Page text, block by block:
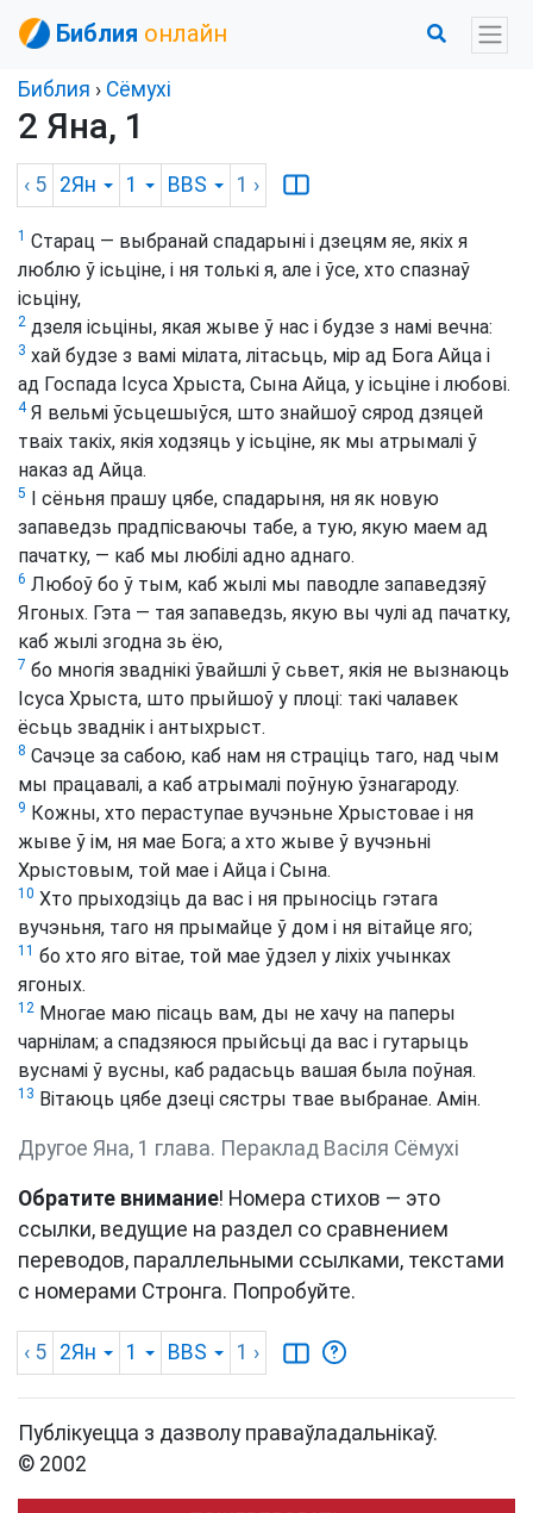
Библия онлайн
Библия › Сёмухі
2 Яна, 1
‹ 5 2Ян 1 BBS 1 ›
1 Старац — выбранай спадарыні і дзецям яе, якіх я
люблю ў ісьціне, і ня толькі я, але і ўсе, хто спазнаў
ісьціну,
2 дзеля ісьціны, якая жыве ў нас і будзе з намі вечна:
3 хай будзе з вамі мілата, літасьць, мір ад Бога Айца і
ад Госпада Ісуса Хрыста, Сына Айца, у ісьціне і любові.
4Я вельмі ўсьцешыўся, што знайшоў сярод дзяцей
тваіх такіх, якія ходзяць у ісьціне, як мы атрымалі ў
наказ ад Айца.
5
І сёньня прашу цябе, спадарыня, ня як новую
запаведзь прадпісваючы табе, а тую, якую маем ад
пачатку, — каб мы любілі адно аднаго.
6 Любоў бо ў тым, каб жылі мы паводле запаведзяў
Ягоных. Гэта — тая запаведзь, якую вы чулі ад пачатку,
каб жылі згодна зь ёю,
7 бо многія зваднікі ўвайшлі ў сьвет, якія не вызнаюць
Ісуса Хрыста, што прыйшоў у плоці: такі чалавек
ёсьць зваднік і антыхрыст.
8 Сачэце за сабою, каб нам ня страціць таго, над чым
мы працавалі, а каб атрымалі поўную ўзнагароду.
9 Кожны, хто пераступае вучэньне Хрыстовае і ня
жыве ў ім, ня мае Бога; а хто жыве ў вучэньні
Хрыстовым, той мае і Айца і Сына.
10 Хто прыходзіць да вас і ня прыносіць гэтага
вучэньня, таго ня прымайце ў дом і ня вітайце яго;
11 бо хто яго вітае, той мае ўдзел у ліхіх учынках
ягоных.
12 Многае маю пісаць вам, ды не хачу на паперы
чарнілам; а спадзяюся прыйсьці да вас і гутарыць
вуснамі ў вусны, каб радасьць вашая была поўная.
13 Вітаюць цябе дзеці сястры твае выбранае. Амін.
Другое Яна, 1 глава. Пераклад Васіля Сёмухі
Обратите внимание! Номера стихов — это
ссылки, ведущие на раздел со сравнением
переводов, параллельными ссылками, текстами
с номерами Стронга. Попробуйте.
‹ 5 2Ян 1 BBS 1 ›
Публікуецца з дазволу праваўладальнікаў.
© 2002